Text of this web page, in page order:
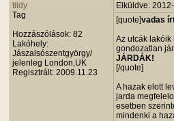
tildy
Tag
Hozzászólások: 82
Lakóhely:
Jászalsószentgyörgy/
jelenleg London,UK
Regisztrált: 2009.11.23
Elküldve:
[quote]vadas
Az utcák
gondozatlan
JÁRDÁK!
[/quote]
A hazak elott
jarda
esetben
mindenki a